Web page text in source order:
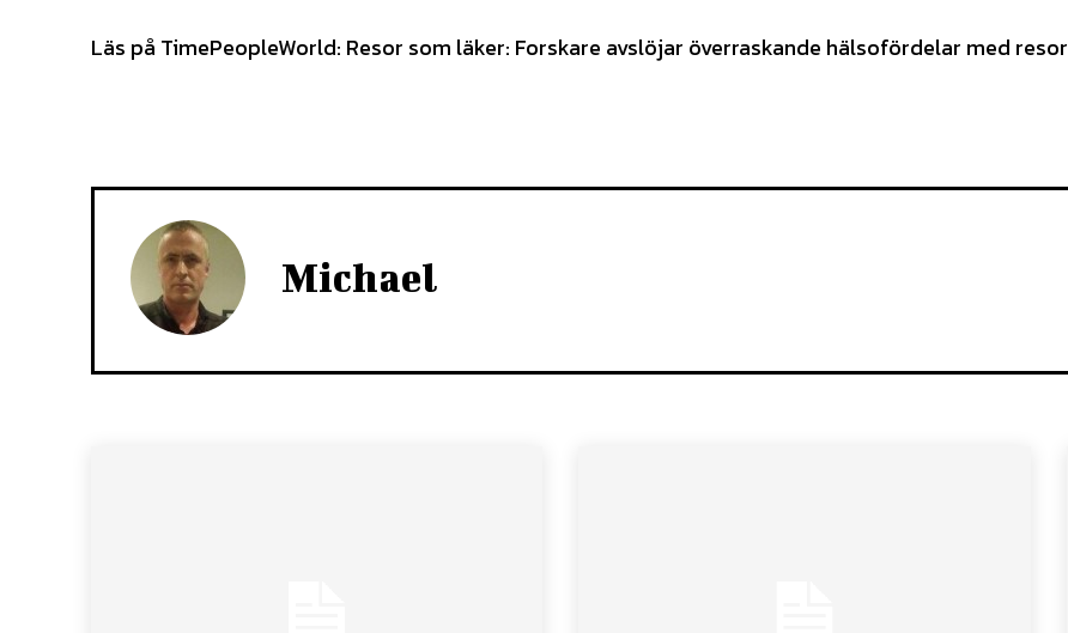
Läs på TimePeopleWorld: Resor som läker: Forskare avslöjar överraskande hälsofördelar med resor
Michael